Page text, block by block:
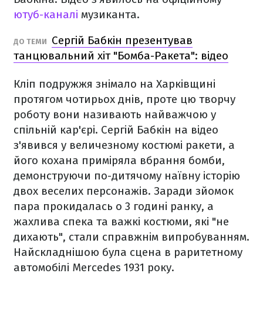
ютуб-каналі музиканта.
ДО ТЕМИ
Сергій Бабкін презентував
танцювальний хіт "Бомба-Ракета": відео
Кліп подружжя знімало на Харківщині
протягом чотирьох днів, проте цю творчу
роботу вони називають найважчою у
спільній кар'єрі. Сергій Бабкін на відео
з'явився у величезному костюмі ракети, а
його кохана приміряла вбрання бомби,
демонструючи по-дитячому наївну історію
двох веселих персонажів. Заради зйомок
пара прокидалась о 3 годині ранку, а
жахлива спека та важкі костюми, які "не
дихають", стали справжнім випробуванням.
Найскладнішою була сцена в раритетному
автомобілі Mercedes 1931 року.